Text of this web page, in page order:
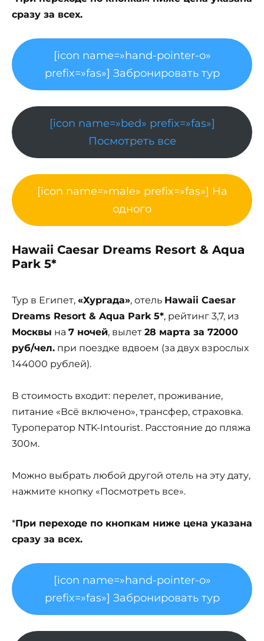
сразу за всех.
[icon name=»hand-pointer-o»
prefix=»fas»] Забронировать тур
[icon name=»bed» prefix=»fas»]
Посмотреть все
[icon name=»male» prefix=»fas»] На
одного
Hawaii Caesar Dreams Resort & Aqua
Park 5*
Тур в Египет, «Хургада», отель Hawaii Caesar
Dreams Resort & Aqua Park 5*, рейтинг 3,7, из
Москвы на 7 ночей, вылет 28 марта за 72000
руб/чел. при поездке вдвоем (за двух взрослых
144000 рублей).
В стоимость входит: перелет, проживание,
питание «Всё включено», трансфер, страховка.
Туроператор NTK-Intourist. Расстояние до пляжа
300м.
Можно выбрать любой другой отель на эту дату,
нажмите кнопку «Посмотреть все».
*При переходе по кнопкам ниже цена указана
сразу за всех.
[icon name=»hand-pointer-o»
prefix=»fas»] Забронировать тур